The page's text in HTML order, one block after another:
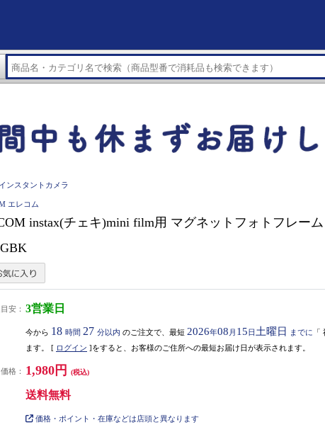
ンスタントカメラ
エレコム
instax(チェキ)mini film用 マグネットフォトフレー
安： 3営業日
今から 18 時間 27 分以内 のご注文で、最短 2026年08 月 15日 土曜日 までに 「
ます。 [ ログイン ]をすると、お客様のご住所への最短お届け日が表示されます。
価格： 1,980円 (税込)
送料無料
価格・ポイント・在庫などは店頭と異なります